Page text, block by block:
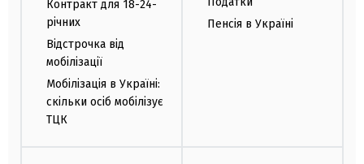
Контракт для 18-24-
річних
Відстрочка від
мобілізації
Мобілізація в Україні:
скільки осіб мобілізує
ТЦК
Пенсія в Україні